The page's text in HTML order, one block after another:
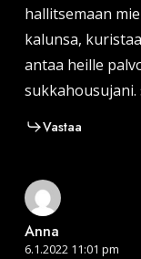
hallitsemaan
kalunsa,
antaa heille
sukkahousujani.
Vastaa
Anna
6.1.2022 11:01 pm